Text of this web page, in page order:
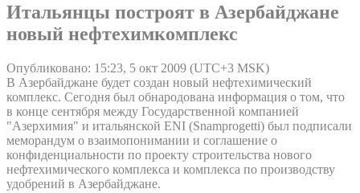
Итальянцы построят в Азербайджане
новый нефтехимкомплекс
Опубликовано: 15:23, 5 окт 2009 (UTC+3 MSK)
В Азербайджане будет создан новый нефтехимический
комплекс. Сегодня был обнародована информация о том, что
в конце сентября между Государственной компанией
"Азерхимия" и итальянской ENI (Snamprogetti) был подписали
меморандум о взаимопонимании и соглашение о
конфиденциальности по проекту строительства нового
нефтехимического комплекса и комплекса по производству
удобрений в Азербайджане.